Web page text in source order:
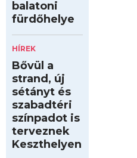
balatoni
fürdőhelye
HÍREK
Bővül a
strand, új
sétányt és
szabadtéri
színpadot is
terveznek
Keszthelyen